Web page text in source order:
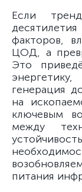
Если
факторов,
ЦОД, а
Это
генерация
на
ключевым
между
питания